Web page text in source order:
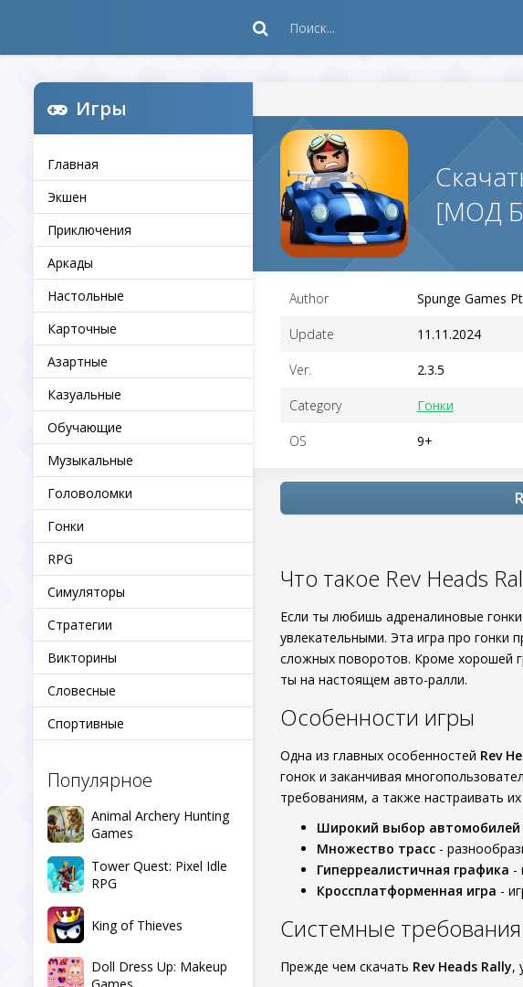
Игры
Главная
Экшен
Приключения
Аркады
Настольные
Карточные
Азартные
Казуальные
Обучающие
Музыкальные
Головоломки
Гонки
RPG
Симуляторы
Стратегии
Викторины
Словесные
Спортивные
Популярное
Animal Archery Hunting
Games
Tower Quest: Pixel Idle
RPG
King of Thieves
Doll Dress Up: Makeup
[МОД
Author Spunge Games
Update 11.11.2024
Ver. 2.3.5
Category Гонки
OS 9+
Что такое Rev Heads
Если ты любишь адреналиновые
увлекательными. Эта игра про гонки
сложных поворотов. Кроме хорошей
ты на настоящем авто-ралли.
Особенности игры
Одна из главных особенностей Rev
гонок и заканчивая
требованиям, а также настраивать
Широкий выбор автомобилей
Множество трасс -
Гиперреалистичная графика -
Кроссплатформенная игра -
Системные
Прежде чем скачать Rev Heads Rally,